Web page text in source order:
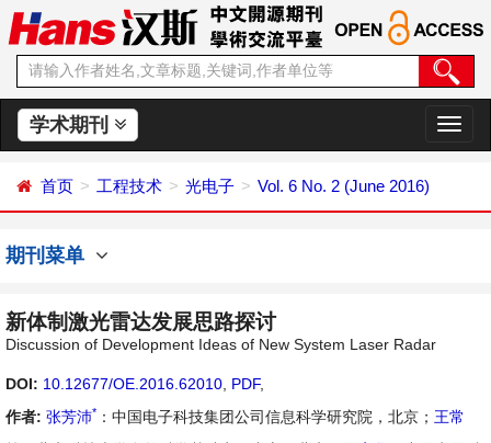
学术期刊
切
换
首页 工程技术 光电子 Vol. 6 No. 2 (June 2016)
期刊菜单
新体制激光雷达发展思路探讨
Discussion of Development Ideas of New System Laser Radar
DOI: 10.12677/OE.2016.62010 PDF,
作者: 张芳沛* ：中国电子科技集团公司信息科学研究院，北京； 王常